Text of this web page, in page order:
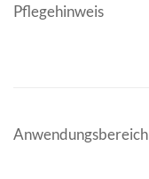
Pflegehinweis
Anwendungsbereich